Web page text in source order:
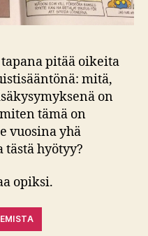
pitää oikeita
mitä,
on
tämä on
vuosina yhä
hyötyy?
opiksi.